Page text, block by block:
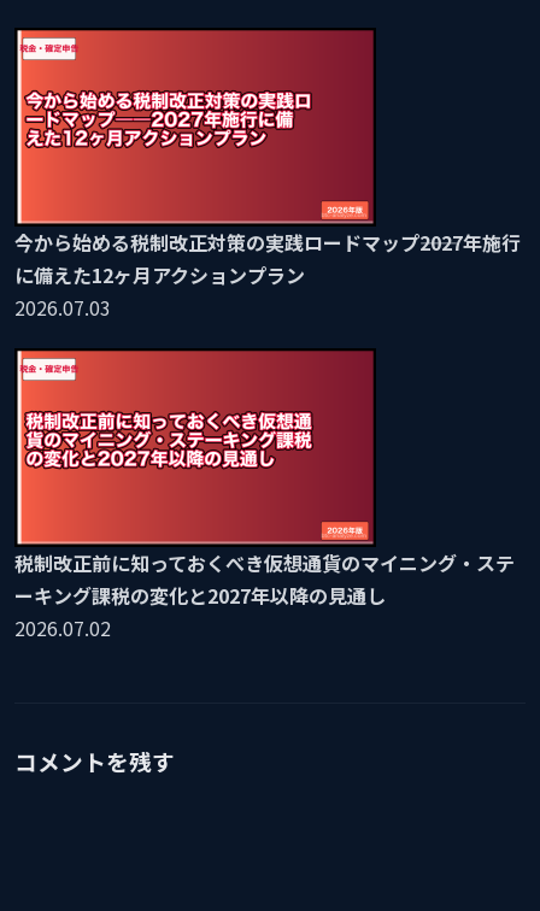
今から始める税制改正対策の実践ロードマップ――2027年施行
に備えた12ヶ月アクションプラン
2026.07.03
税制改正前に知っておくべき仮想通貨のマイニング・ステ
ーキング課税の変化と2027年以降の見通し
2026.07.02
コメントを残す